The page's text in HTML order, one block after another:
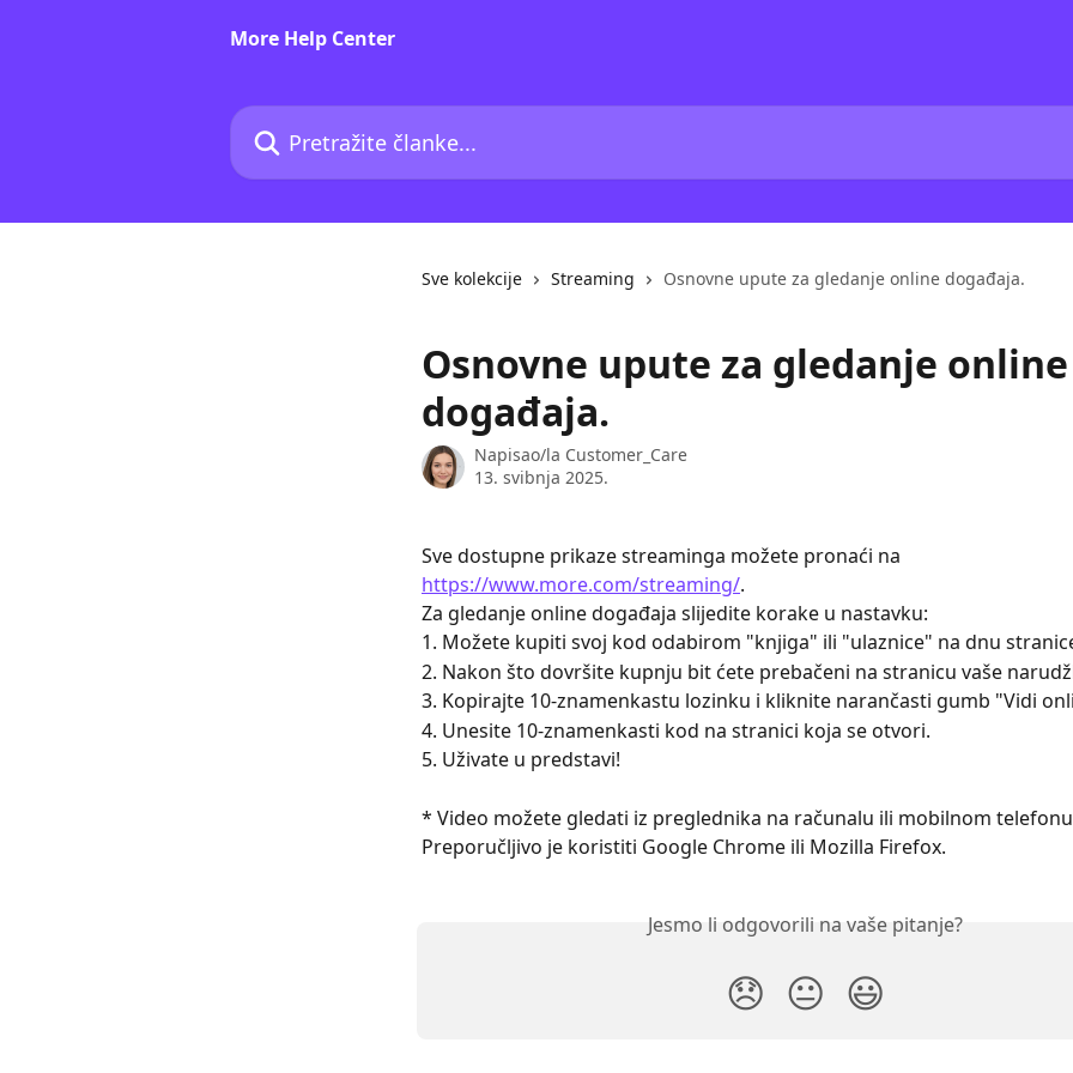
More Help Center
Pretražite članke...
Sve kolekcije Streaming Osnovne upute za gledanje online događaja.
Osnovne upute za gledanje online
događaja.
Napisao/la Customer_Care
13. svibnja 2025.
Sve dostupne prikaze streaminga možete pronaći na
https://www.more.com/streaming/.
Za gledanje online događaja slijedite korake u nastavku:
1. Možete kupiti svoj kod odabirom "knjiga" ili "ulaznice" na dnu
2. Nakon što dovršite kupnju bit ćete prebačeni na stranicu vaše
3. Kopirajte 10-znamenkastu lozinku i kliknite narančasti gumb "Vidi
4. Unesite 10-znamenkasti kod na stranici koja se otvori.
5. Uživate u predstavi!
* Video možete gledati iz preglednika na računalu ili mobilnom
Preporučljivo je koristiti Google Chrome ili Mozilla Firefox.
Jesmo li odgovorili na vaše pitanje?
😞 😐 😃